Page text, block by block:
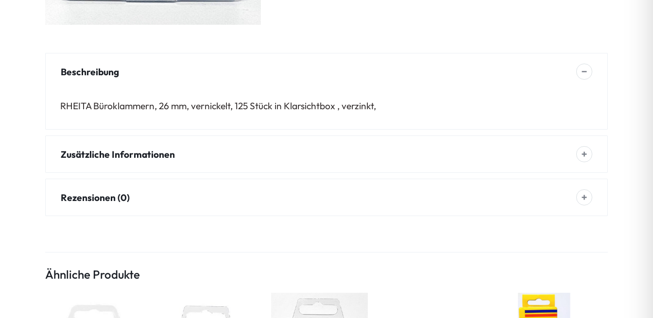
Beschreibung
RHEITA Büroklammern, 26 mm, vernickelt, 125 Stück in Klarsichtbox , verzinkt,
Zusätzliche Informationen
Rezensionen (0)
Ähnliche Produkte